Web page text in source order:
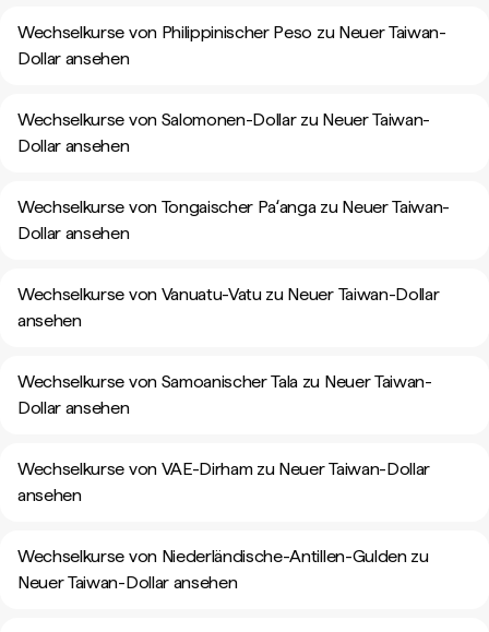
Wechselkurse von Philippinischer Peso zu Neuer Taiwan-
Dollar ansehen
Wechselkurse von Salomonen-Dollar zu Neuer Taiwan-
Dollar ansehen
Wechselkurse von Tongaischer Paʻanga zu Neuer Taiwan-
Dollar ansehen
Wechselkurse von Vanuatu-Vatu zu Neuer Taiwan-Dollar
ansehen
Wechselkurse von Samoanischer Tala zu Neuer Taiwan-
Dollar ansehen
Wechselkurse von VAE-Dirham zu Neuer Taiwan-Dollar
ansehen
Wechselkurse von Niederländische-Antillen-Gulden zu
Neuer Taiwan-Dollar ansehen